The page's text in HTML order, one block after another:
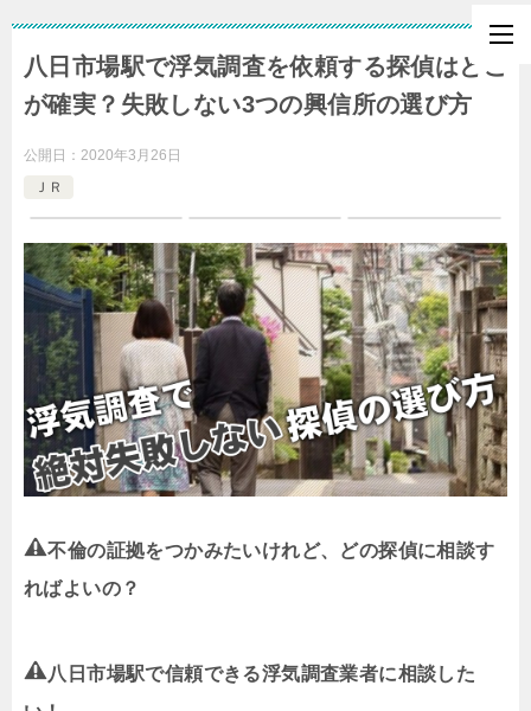
八日市場駅で浮気調査を依頼する探偵はどこ
が確実？失敗しない3つの興信所の選び方
公開日： 2020年3月26日
ＪＲ
不倫の証拠をつかみたいけれど、どの探偵に相談す
ればよいの？
八日市場駅で信頼できる浮気調査業者に相談した